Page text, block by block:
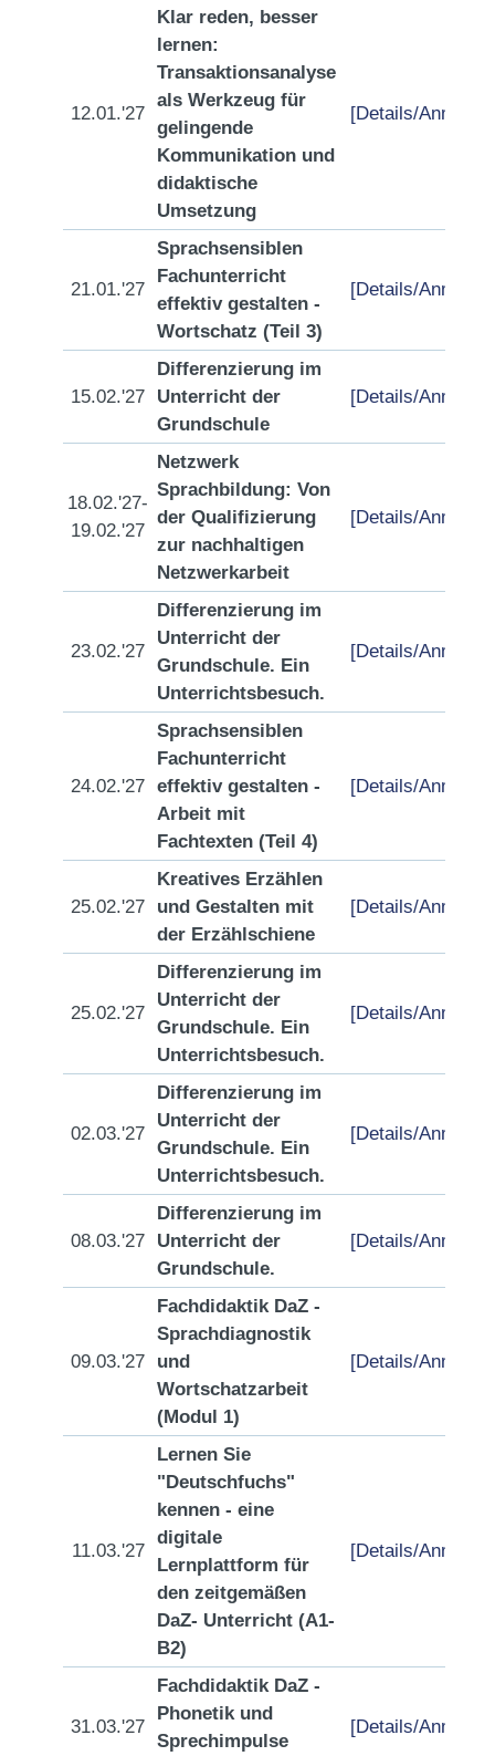
12.01.'27
Klar reden, besser
lernen:
Transaktionsanalyse
als Werkzeug für
gelingende
Kommunikation und
didaktische
Umsetzung
[Details/
21.01.'27
Sprachsensiblen
Fachunterricht
effektiv gestalten -
Wortschatz (Teil 3)
[Details/
15.02.'27
Differenzierung im
Unterricht der
Grundschule
[Details/
18.02.'27-
19.02.'27
Netzwerk
Sprachbildung: Von
der Qualifizierung
zur nachhaltigen
Netzwerkarbeit
[Details/
23.02.'27
Differenzierung im
Unterricht der
Grundschule. Ein
Unterrichtsbesuch.
[Details/
24.02.'27
Sprachsensiblen
Fachunterricht
effektiv gestalten -
Arbeit mit
Fachtexten (Teil 4)
[Details/
25.02.'27
Kreatives Erzählen
und Gestalten mit
der Erzählschiene
[Details/
25.02.'27
Differenzierung im
Unterricht der
Grundschule. Ein
Unterrichtsbesuch.
[Details/
02.03.'27
Differenzierung im
Unterricht der
Grundschule. Ein
Unterrichtsbesuch.
[Details/
08.03.'27
Differenzierung im
Unterricht der
Grundschule.
[Details/
09.03.'27
Fachdidaktik DaZ -
Sprachdiagnostik
und
Wortschatzarbeit
(Modul 1)
[Details/
11.03.'27
Lernen Sie
"Deutschfuchs"
kennen - eine
digitale
Lernplattform für
den zeitgemäßen
DaZ- Unterricht (A1-
B2)
[Details/
31.03.'27
Fachdidaktik DaZ -
Phonetik und
Sprechimpulse
[Details/